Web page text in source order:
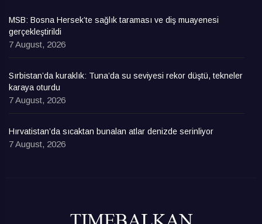
MSB: Bosna Hersek’te sağlık taraması ve diş muayenesi
gerçekleştirildi
7 August, 2026
Sırbistan’da kuraklık: Tuna’da su seviyesi rekor düştü, tekneler
karaya oturdu
7 August, 2026
Hırvatistan’da sıcaktan bunalan atlar denizde serinliyor
7 August, 2026